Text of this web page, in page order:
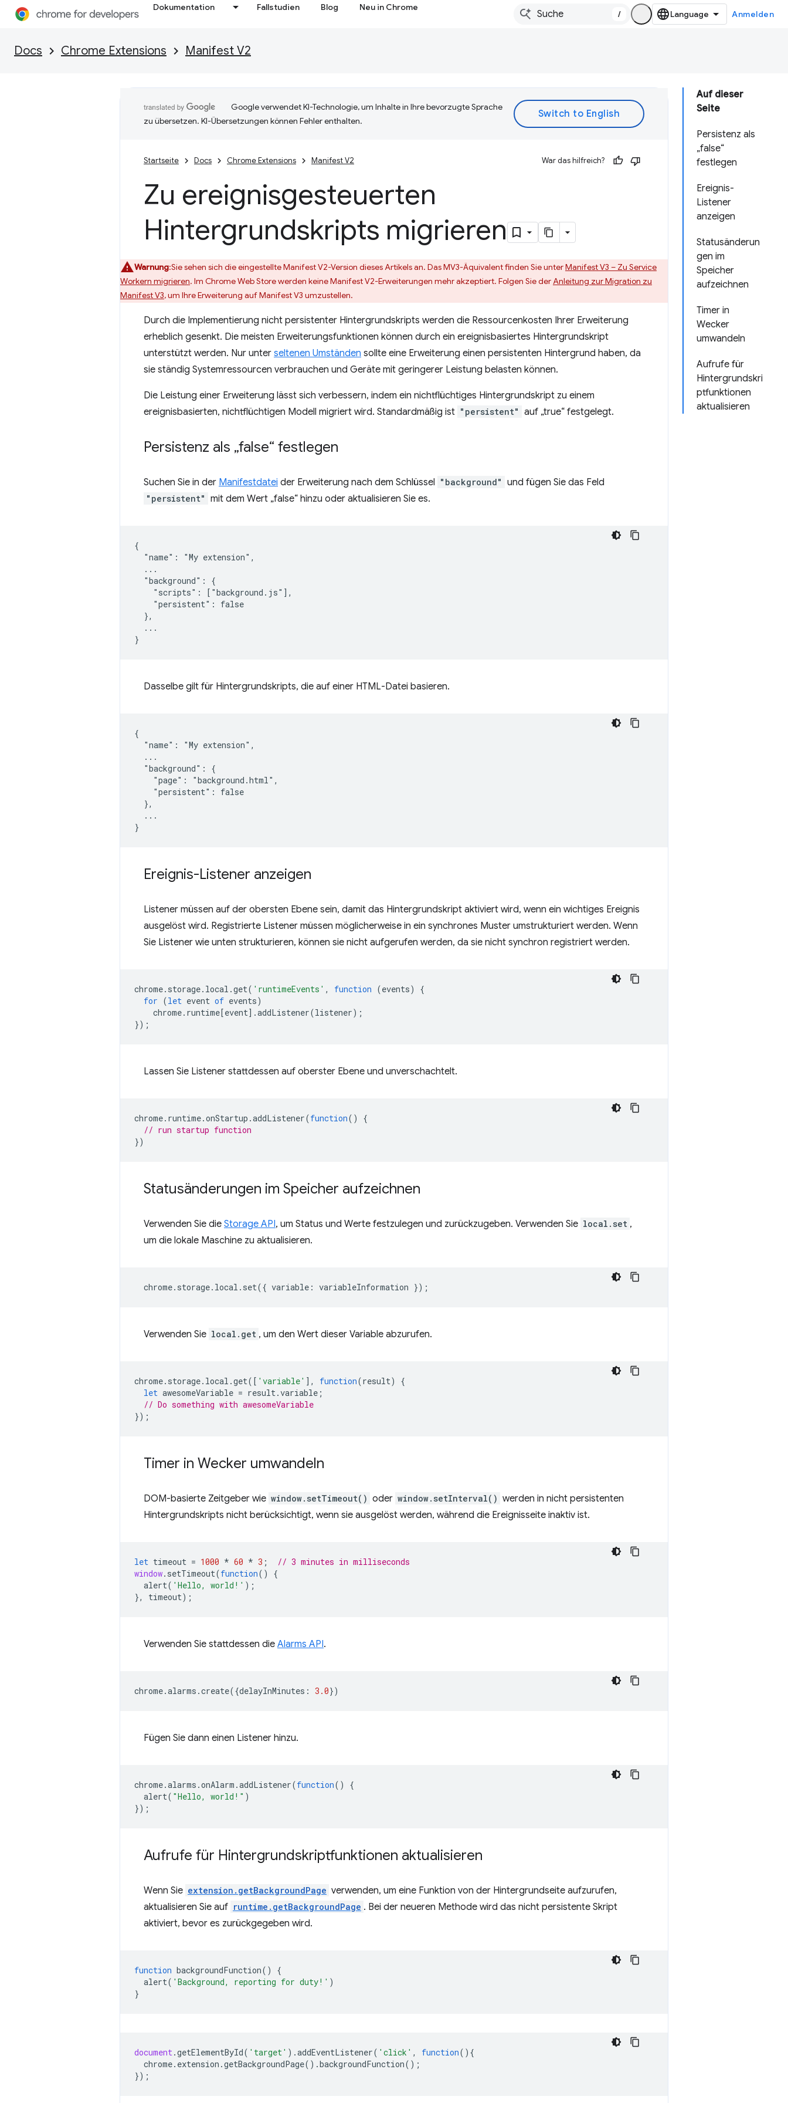
Dokumentation Fallstudien Blog Neu in Chrome
/ Anmelden
Docs Chrome Extensions Manifest V2
Auf dieser
Seite
Persistenz als
„false“
festlegen
Ereignis-
Listener
anzeigen
Statusänderun
gen im
Speicher
aufzeichnen
Timer in
Wecker
umwandeln
Aufrufe für
Hintergrundskri
ptfunktionen
aktualisieren
Google verwendet KI-Technologie, um Inhalte in Ihre bevorzugte Sprache
zu übersetzen. KI-Übersetzungen können Fehler enthalten.
Startseite Docs Chrome Extensions Manifest V2 War das hilfreich?
Zu ereignisgesteuerten
Hintergrundskripts migrieren
Warnung:Sie sehen sich die eingestellte Manifest V2-Version dieses Artikels an. Das MV3-Äquivalent finden Sie unterManifest V3 – Zu Service
Workern migrieren. Im Chrome Web Store werden keine Manifest V2-Erweiterungen mehr akzeptiert. Folgen Sie derAnleitung zur Migration zu
Manifest V3, um Ihre Erweiterung auf Manifest V3 umzustellen.
Durch die Implementierung nicht persistenter Hintergrundskripts werden die Ressourcenkosten Ihrer Erweiterung
erheblich gesenkt. Die meisten Erweiterungsfunktionen können durch ein ereignisbasiertes Hintergrundskript
unterstützt werden. Nur unter seltenen Umständen sollte eine Erweiterung einen persistenten Hintergrund haben, da
sie ständig Systemressourcen verbrauchen und Geräte mit geringerer Leistung belasten können.
Die Leistung einer Erweiterung lässt sich verbessern, indem ein nichtflüchtiges Hintergrundskript zu einem
ereignisbasierten, nichtflüchtigen Modell migriert wird. Standardmäßig ist "persistent" auf „true“ festgelegt.
Persistenz als „false“ festlegen
Suchen Sie in der Manifestdatei der Erweiterung nach dem Schlüssel "background" und fügen Sie das Feld
"persistent" mit dem Wert „false“ hinzu oder aktualisieren Sie es.
{
  "name": "My extension",
  ...
  "background": {
    "scripts": ["background.js"],
    "persistent": false
  },
  ...
Dasselbe gilt für Hintergrundskripts, die auf einer HTML-Datei basieren.
{
  "name": "My extension",
  ...
  "background": {
    "page": "background.html",
    "persistent": false
  },
  ...
Ereignis-Listener anzeigen
Listener müssen auf der obersten Ebene sein, damit das Hintergrundskript aktiviert wird, wenn ein wichtiges Ereignis
ausgelöst wird. Registrierte Listener müssen möglicherweise in ein synchrones Muster umstrukturiert werden. Wenn
Sie Listener wie unten strukturieren, können sie nicht aufgerufen werden, da sie nicht synchron registriert werden.
chrome. storage. local .get( 'runtimeEvents' , function (events)
{
for (let event of events)
chrome. runtime[event].addListener(listener);
});
Lassen Sie Listener stattdessen auf oberster Ebene und unverschachtelt.
chrome. runtime.onStartup .addListener(function()
{
// run startup function
})
Statusänderungen im Speicher aufzeichnen
Verwenden Sie die Storage API, um Status und Werte festzulegen und zurückzugeben. Verwenden Sie local.set ,
um die lokale Maschine zu aktualisieren.
chrome. storage. local . set({ variable : variableInformation });
Verwenden Sie local.get , um den Wert dieser Variable abzurufen.
chrome. storage. local .get([ 'variable' ], function(result)
{
let awesomeVariable = result.variable ;
// Do something with awesomeVariable
});
Timer in Wecker umwandeln
DOM-basierte Zeitgeber wie window.setTimeout() oder window.setInterval() werden in nicht persistenten
Hintergrundskripts nicht berücksichtigt, wenn sie ausgelöst werden, während die Ereignisseite inaktiv ist.
let timeout = 1000 * 60 * 3 ;
// 3 minutes in milliseconds
window. setTimeout(function()
{
alert( 'Hello, world!' );
},
timeout);
Verwenden Sie stattdessen die Alarms API.
chrome.alarms .create({delayInMinutes : 3.0})
Fügen Sie dann einen Listener hinzu.
chrome.alarms .onAlarm .addListener(function()
{
alert( "Hello, world!" )
});
Aufrufe für Hintergrundskriptfunktionen aktualisieren
Wenn Sie extension.getBackgroundPage verwenden, um eine Funktion von der Hintergrundseite aufzurufen,
aktualisieren Sie auf runtime.getBackgroundPage . Bei der neueren Methode wird das nicht persistente Skript
aktiviert, bevor es zurückgegeben wird.
function backgroundFunction()
{
alert( 'Background, reporting for duty!' )
}
document.getElementById( 'target' ).addEventListener( 'click' , function(){
chrome. extension .getBackgroundPage().backgroundFunction();
});